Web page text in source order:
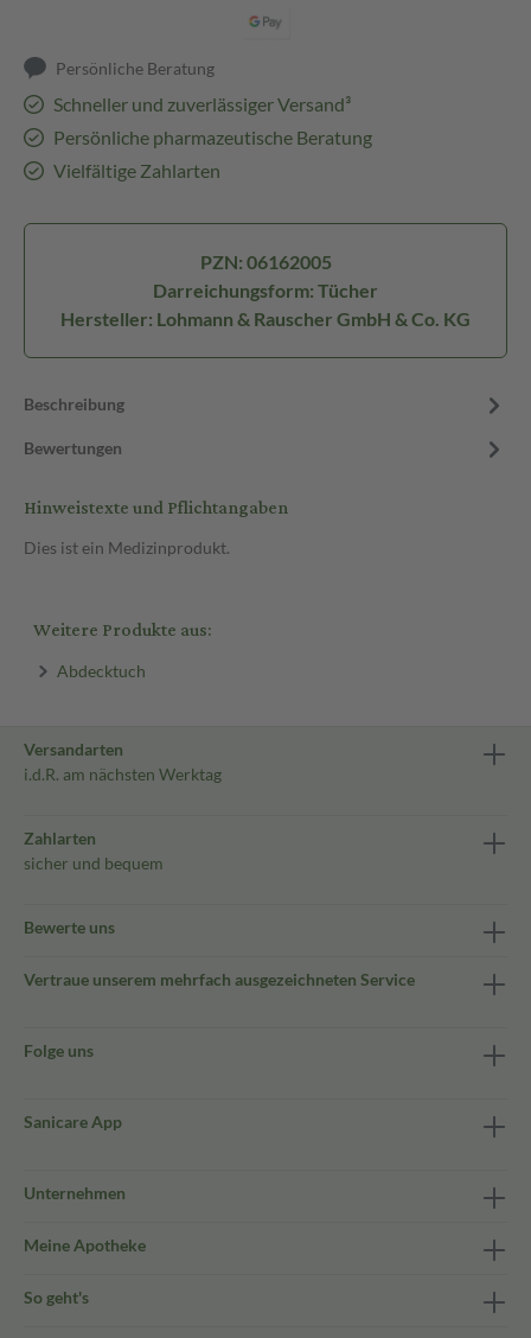
Persönliche Beratung
Schneller und zuverlässiger Versand³
Persönliche pharmazeutische Beratung
Vielfältige Zahlarten
PZN: 06162005
Darreichungsform: Tücher
Hersteller: Lohmann & Rauscher GmbH & Co. KG
Beschreibung
Bewertungen
Hinweistexte und Pflichtangaben
Dies ist ein Medizinprodukt.
Weitere Produkte aus:
Abdecktuch
Versandarten
i.d.R. am nächsten Werktag
Zahlarten
sicher und bequem
Bewerte uns
Vertraue unserem mehrfach ausgezeichneten Service
Folge uns
Sanicare App
Unternehmen
Meine Apotheke
So geht's